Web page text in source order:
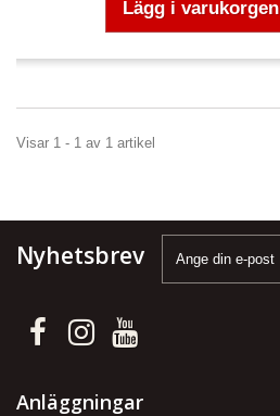
Lägg i varukorgen
Visar 1 - 1 av 1 artikel
Nyhetsbrev
Anläggningar